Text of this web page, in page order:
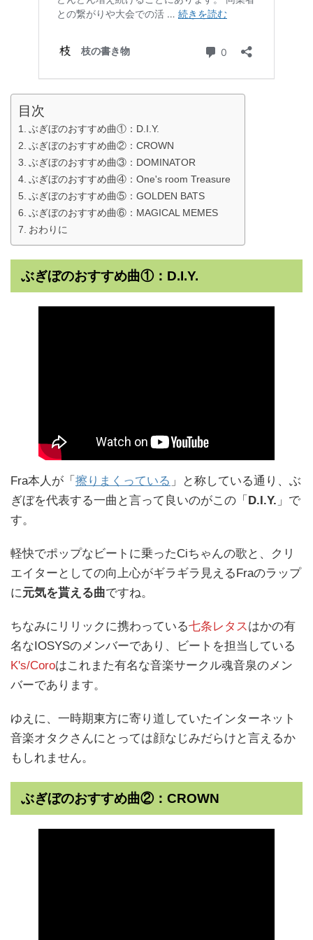
目次
ぶぎぼのおすすめ曲①：D.I.Y.
ぶぎぼのおすすめ曲②：CROWN
ぶぎぼのおすすめ曲③：DOMINATOR
ぶぎぼのおすすめ曲④：One's room Treasure
ぶぎぼのおすすめ曲⑤：GOLDEN BATS
ぶぎぼのおすすめ曲⑥：MAGICAL MEMES
おわりに
ぶぎぼのおすすめ曲①：D.I.Y.
Fra本人が「 擦りまくっている 」と称している通り、ぶ
ぎぼを代表する一曲と言って良いのがこの「 D.I.Y. 」で
す。
軽快でポップなビートに乗ったCiちゃんの歌と、クリ
エイターとしての向上心がギラギラ見えるFraのラップ
に元気を貰える曲ですね。
ちなみにリリックに携わっている七条レタスはかの有
名なIOSYSのメンバーであり、ビートを担当している
K's/Coroはこれまた有名な音楽サークル魂音泉のメン
バーであります。
ゆえに、一時期東方に寄り道していたインターネット
音楽オタクさんにとっては顔なじみだらけと言えるか
もしれません。
ぶぎぼのおすすめ曲②：CROWN